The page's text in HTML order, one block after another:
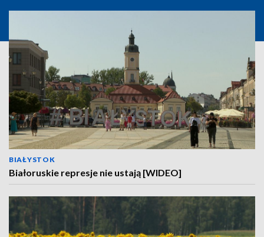
BIAŁYSTOK
Białoruskie represje nie ustają [WIDEO]